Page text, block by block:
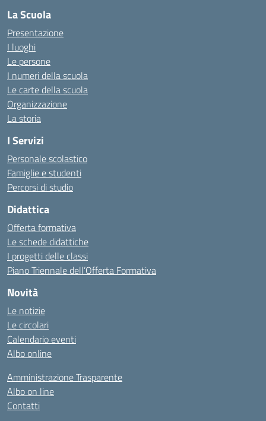
La Scuola
Presentazione
I luoghi
Le persone
I numeri della scuola
Le carte della scuola
Organizzazione
La storia
I Servizi
Personale scolastico
Famiglie e studenti
Percorsi di studio
Didattica
Offerta formativa
Le schede didattiche
I progetti delle classi
Piano Triennale dell’Offerta Formativa
Novità
Le notizie
Le circolari
Calendario eventi
Albo online
Amministrazione Trasparente
Albo on line
Contatti